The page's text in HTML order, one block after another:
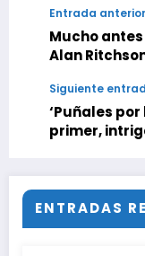
Entrada anterior
Mucho antes
Alan
Zemeckis…
abajo
Siguiente
‘Puñales
primer,
ENTRADAS